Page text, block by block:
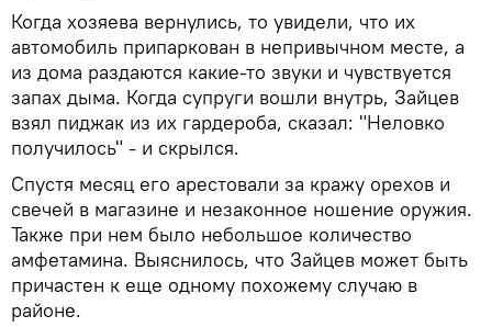
Когда хозяева вернулись, то увидели, что их
автомобиль припаркован в непривычном месте, а
из дома раздаются какие-то звуки и чувствуется
запах дыма. Когда супруги вошли внутрь, Зайцев
взял пиджак из их гардероба, сказал: "Неловко
получилось" - и скрылся.
Спустя месяц его арестовали за кражу орехов и
свечей в магазине и незаконное ношение оружия.
Также при нем было небольшое количество
амфетамина. Выяснилось, что Зайцев может быть
причастен к еще одному похожему случаю в
районе.